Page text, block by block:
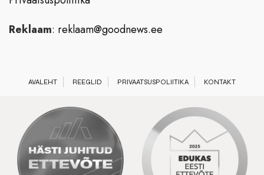
Reklaam: reklaam@goodnews.ee
AVALEHT REEGLID PRIVAATSUSPOLIITIKA KONTAKT